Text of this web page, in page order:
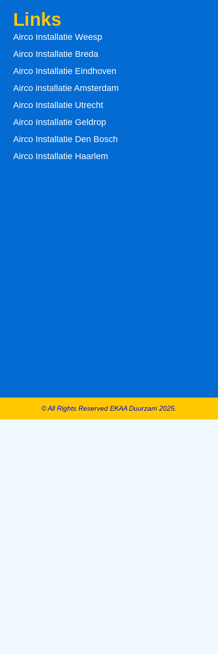
o
k
-
f
Links
Airco Installatie Weesp
Airco Installatie Breda
Airco Installatie Eindhoven
Airco installatie Amsterdam
Airco Installatie Utrecht
Airco Installatie Geldrop
Airco Installatie Den Bosch
Airco Installatie Haarlem
© All Rights Reserved EKAA Duurzam 2025.